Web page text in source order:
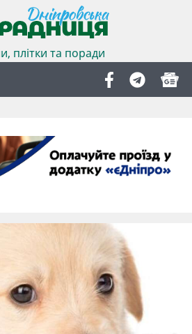
плітки та поради